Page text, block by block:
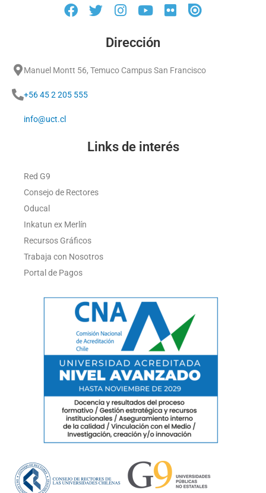
Dirección
Manuel Montt 56, Temuco Campus San Francisco
+56 45 2 205 555
info@uct.cl
Links de interés
Red G9
Consejo de Rectores
Oducal
Inkatun ex Merlín
Recursos Gráficos
Trabaja con Nosotros
Portal de Pagos